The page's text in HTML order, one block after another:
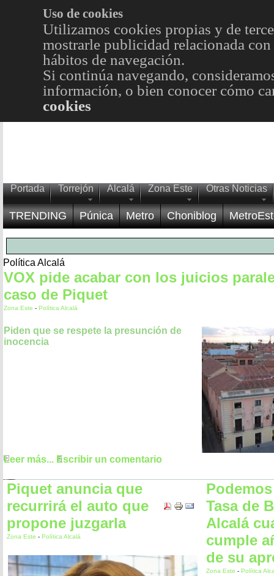
Uso de cookies
Utilizamos cookies propias y de
mostrarle publicidad relacionada
hábitos de navegación.
Si continúa navegando,
información, o bien conocer cómo
cookies
Portada Torrejón Alcalá Zona Este Otras Noticias
TRENDING Púnica Metro Choniblog
Política Alcalá
VOX pide acabar con los juicios
caso de Piquet
Zona Este - Política Alcalá
Piden que se respete la presunción de
inocencia
Leer más... Escribir un comentario
Piquet anuncia que
recurrirá el auto que
propone juzgarla
Zona Este - Política Alcalá
Tasa de
Alcalá
cumple
de su
Zona Este - Política